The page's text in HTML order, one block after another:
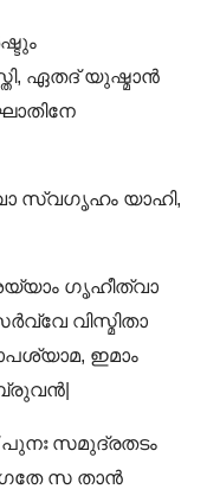
ഏതദ് യുഷ്മാൻ
സ്വഗൃഹം യാഹി,
ഗൃഹീത്വാ
വിസ്മിതാ
ഇമാം
പുനഃ സമുദ്രതടം
സ താൻ